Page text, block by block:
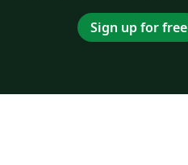
Sign up for free